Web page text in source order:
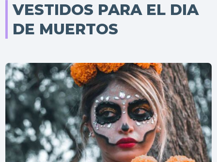
VESTIDOS PARA EL DIA
DE MUERTOS